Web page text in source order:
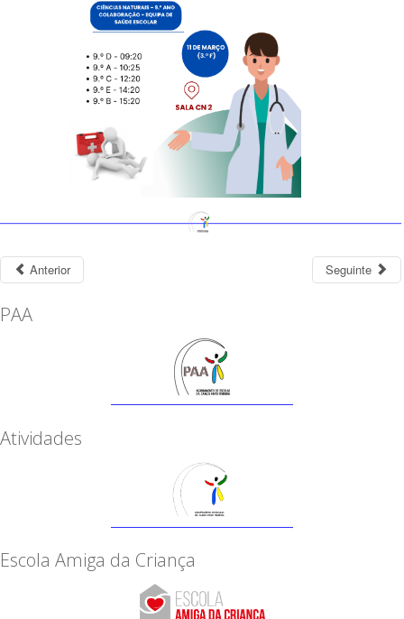
Anterior Seguinte
PAA
Atividades
Escola Amiga da Criança